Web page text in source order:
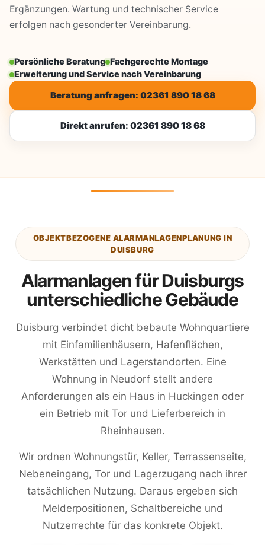
Ergänzungen. Wartung und technischer Service
erfolgen nach gesonderter Vereinbarung.
Persönliche Beratung Fachgerechte Montage
Erweiterung und Service nach Vereinbarung
Beratung anfragen: 02361 890 18 68
Direkt anrufen: 02361 890 18 68
OBJEKTBEZOGENE ALARMANLAGENPLANUNG IN
DUISBURG
Alarmanlagen für Duisburgs
unterschiedliche Gebäude
Duisburg verbindet dicht bebaute Wohnquartiere
mit Einfamilienhäusern, Hafenflächen,
Werkstätten und Lagerstandorten. Eine
Wohnung in Neudorf stellt andere
Anforderungen als ein Haus in Huckingen oder
ein Betrieb mit Tor und Lieferbereich in
Rheinhausen.
Wir ordnen Wohnungstür, Keller, Terrassenseite,
Nebeneingang, Tor und Lagerzugang nach ihrer
tatsächlichen Nutzung. Daraus ergeben sich
Melderpositionen, Schaltbereiche und
Nutzerrechte für das konkrete Objekt.